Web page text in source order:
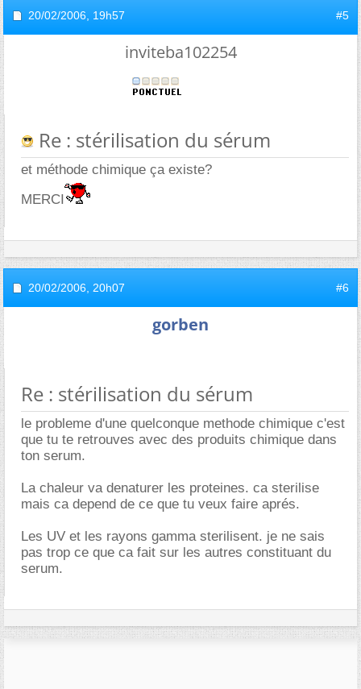
20/02/2006, 19h57 #5
inviteba102254
Re : stérilisation du sérum
et méthode chimique ça existe?
MERCI
20/02/2006, 20h07 #6
gorben
Re : stérilisation du sérum
le probleme d'une quelconque methode chimique c'est
que tu te retrouves avec des produits chimique dans
ton serum.
La chaleur va denaturer les proteines. ca sterilise
mais ca depend de ce que tu veux faire aprés.
Les UV et les rayons gamma sterilisent. je ne sais
pas trop ce que ca fait sur les autres constituant du
serum.